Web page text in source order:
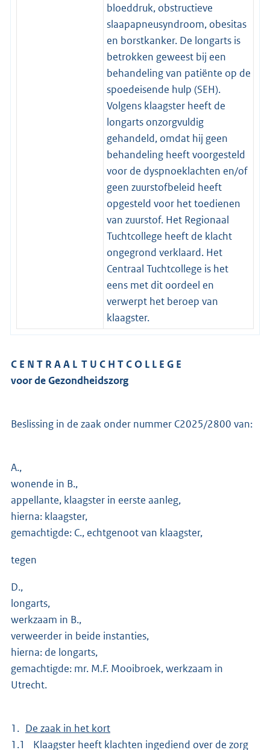
bloeddruk, obstructieve
slaapapneusyndroom, obesitas
en borstkanker. De longarts is
betrokken geweest bij een
behandeling van patiënte op de
spoedeisende hulp (SEH).
Volgens klaagster heeft de
longarts onzorgvuldig
gehandeld, omdat hij geen
behandeling heeft voorgesteld
voor de dyspnoeklachten en/of
geen zuurstofbeleid heeft
opgesteld voor het toedienen
van zuurstof. Het Regionaal
Tuchtcollege heeft de klacht
ongegrond verklaard. Het
Centraal Tuchtcollege is het
eens met dit oordeel en
verwerpt het beroep van
klaagster.
C E N T R A A L T U C H T C O L L E G E
voor de Gezondheidszorg
Beslissing in de zaak onder nummer C2025/2800 van:
A.,
wonende in B.,
appellante, klaagster in eerste aanleg,
hierna: klaagster,
gemachtigde: C., echtgenoot van klaagster,
tegen
D.,
longarts,
werkzaam in B.,
verweerder in beide instanties,
hierna: de longarts,
gemachtigde: mr. M.F. Mooibroek, werkzaam in
Utrecht.
1. De zaak in het kort
1.1 Klaagster heeft klachten ingediend over de zorg